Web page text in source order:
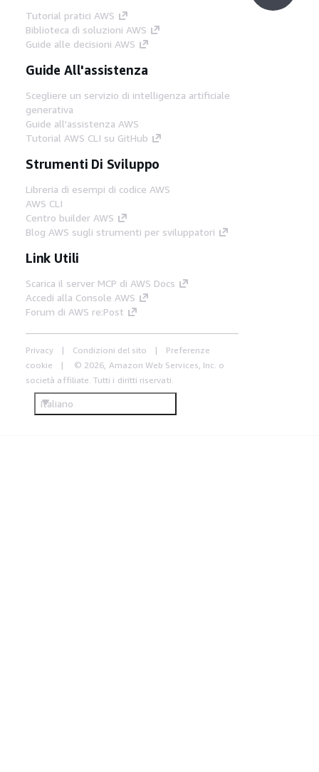
Tutorial pratici AWS
Biblioteca di soluzioni AWS
Guide alle decisioni AWS
Guide All'assistenza
Scegliere un servizio di intelligenza artificiale
generativa
Guide all'assistenza AWS
Tutorial AWS CLI su GitHub
Strumenti Di Sviluppo
Libreria di esempi di codice AWS
AWS CLI
Centro builder AWS
Blog AWS sugli strumenti per sviluppatori
Link Utili
Scarica il server MCP di AWS Docs
Accedi alla Console AWS
Forum di AWS re:Post
Privacy Condizioni del sito
Preferenze
cookie
© 2026, Amazon Web Services, Inc. o
società affiliate. Tutti i diritti riservati.
Italiano